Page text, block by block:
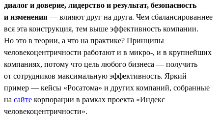
диалог и доверие, лидерство и результат, безопасность
и изменения — влияют друг на друга. Чем сбалансированнее
вся эта конструкция, тем выше эффективность компании.
Но это в теории, а что на практике? Принципы
человекоцентричности работают и в микро-, и в крупнейших
компаниях, потому что цель любого бизнеса — получить
от сотрудников максимальную эффективность. Яркий
пример — кейсы «Росатома» и других компаний, собранные
на сайте корпорации в рамках проекта «Индекс
человекоцентричности».